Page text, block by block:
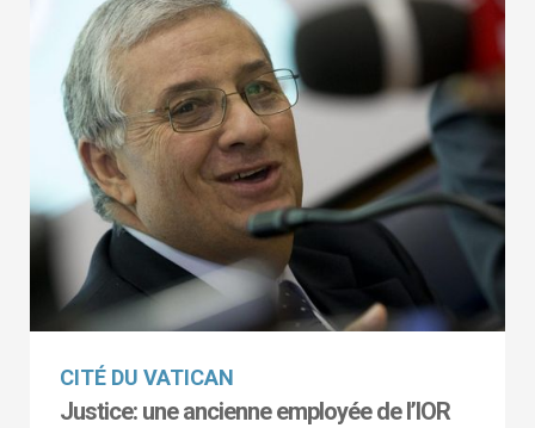
CITÉ DU VATICAN
Justice: une ancienne employée de l’IOR